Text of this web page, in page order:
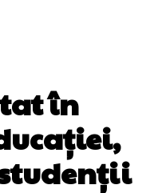
în